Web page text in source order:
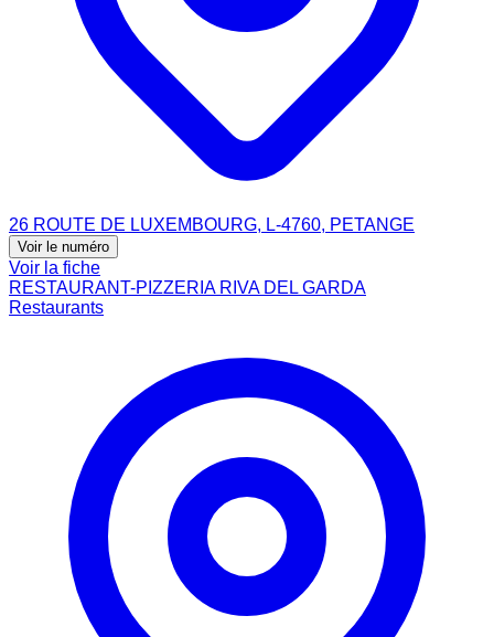
26 ROUTE DE LUXEMBOURG, L-4760, PETANGE
Voir le numéro
Voir la fiche
RESTAURANT-PIZZERIA RIVA DEL GARDA
Restaurants